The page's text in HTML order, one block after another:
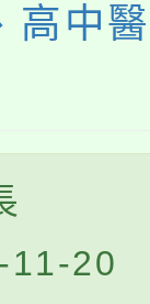
高中
11-20